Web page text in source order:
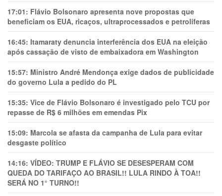
17:01: Flávio Bolsonaro apresenta nove propostas que
beneficiam os EUA, ricaços, ultraprocessados e petrolíferas
16:45: Itamaraty denuncia interferência dos EUA na eleição
após cassação de visto de embaixadora em Washington
15:57: Ministro André Mendonça exige dados de publicidade
do governo Lula a pedido do PL
15:35: Vice de Flávio Bolsonaro é investigado pelo TCU por
repasse de R$ 6 milhões em emendas Pix
15:09: Marcola se afasta da campanha de Lula para evitar
desgaste político
14:16: VÍDEO: TRUMP E FLÁVIO SE DESESPERAM COM
QUEDA DO TARIFAÇO AO BRASIL!! LULA RINDO À TOA!!
SERÁ NO 1° TURNO!!